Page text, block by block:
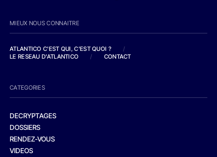
MIEUX NOUS CONNAITRE
ATLANTICO C'EST QUI, C'EST QUOI ?
/
LE RESEAU D'ATLANTICO
/ CONTACT
CATEGORIES
DECRYPTAGES
DOSSIERS
RENDEZ-VOUS
VIDEOS